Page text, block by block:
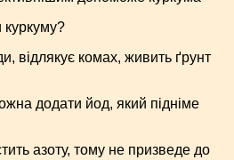
куркуму?
відлякує комах, живить ґрунт
додати йод, який підніме
азоту, тому не призведе до